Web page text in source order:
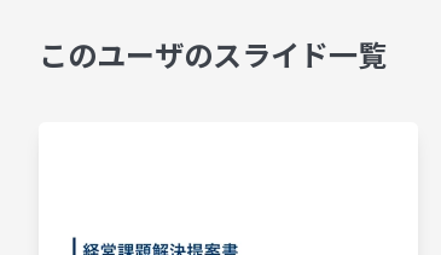
このユーザのスライド一覧